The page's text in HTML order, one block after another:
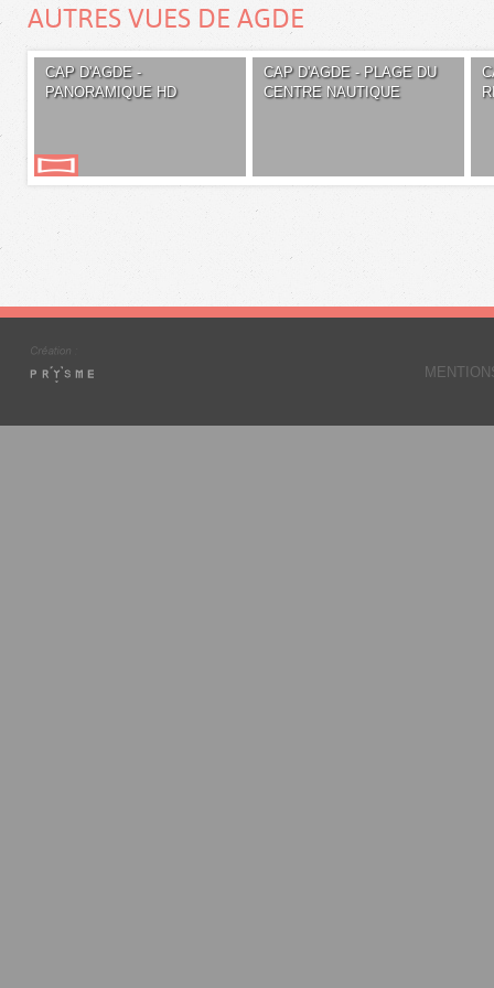
AUTRES VUES DE AGDE
CAP D'AGDE -
PANORAMIQUE HD
CAP D'AGDE - PLAGE DU
CENTRE NAUTIQUE